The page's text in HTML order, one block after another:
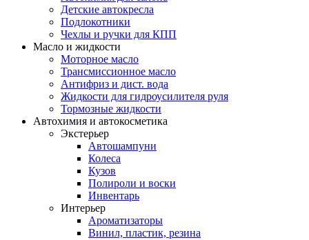
Детские автокресла
Подлокотники
Чехлы и ручки для КПП
Масло и жидкости
Моторное масло
Трансмиссионное масло
Антифриз и дист. вода
Жидкости для гидроусилителя руля
Тормозные жидкости
Автохимия и автокосметика
Экстерьер
Автошампуни
Колеса
Кузов
Полироли и воски
Инвентарь
Интерьер
Ароматизаторы
Винил, пластик, резина